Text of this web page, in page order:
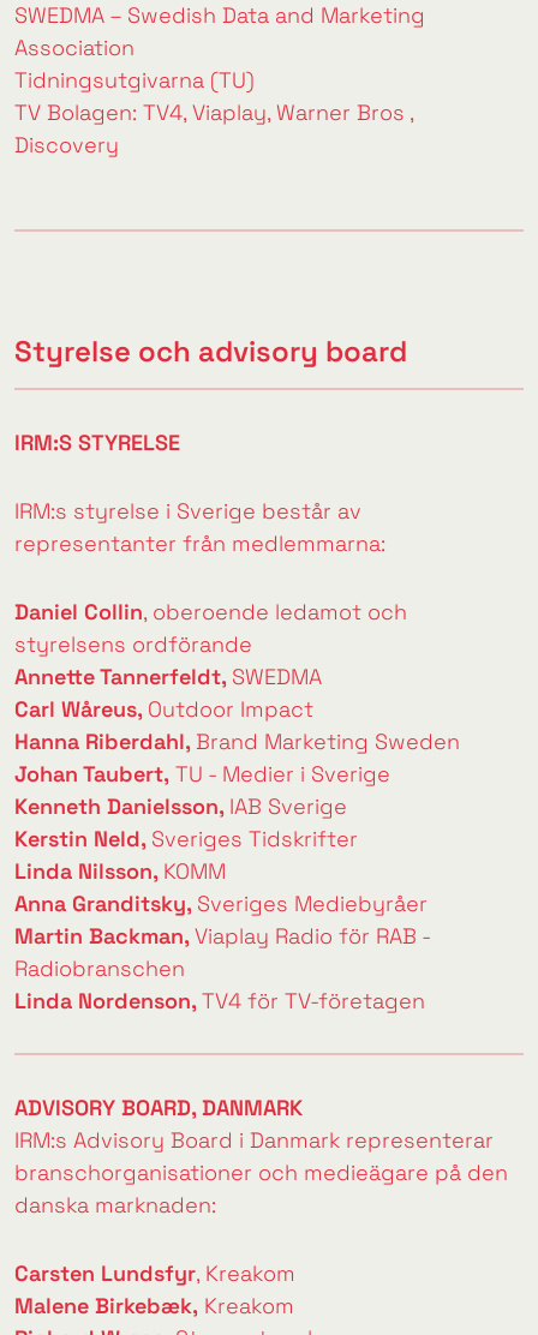
SWEDMA – Swedish Data and Marketing
Association
Tidningsutgivarna (TU)
TV Bolagen: TV4, Viaplay, Warner Bros ,
Discovery
Styrelse och advisory board
IRM:S STYRELSE
IRM:s styrelse i Sverige består av
representanter från medlemmarna:
Daniel Collin, oberoende ledamot och
styrelsens ordförande
Annette Tannerfeldt, SWEDMA
Carl Wåreus, Outdoor Impact
Hanna Riberdahl, Brand Marketing Sweden
Johan Taubert, TU - Medier i Sverige
Kenneth Danielsson, IAB Sverige
Kerstin Neld, Sveriges Tidskrifter
Linda Nilsson, KOMM
Anna Granditsky, Sveriges Mediebyråer
Martin Backman, Viaplay Radio för RAB -
Radiobranschen
Linda Nordenson, TV4 för TV-företagen
ADVISORY BOARD, DANMARK
IRM:s Advisory Board i Danmark representerar
branschorganisationer och medieägare på den
danska marknaden:
Carsten Lundsfyr, Kreakom
Malene Birkebæk, Kreakom